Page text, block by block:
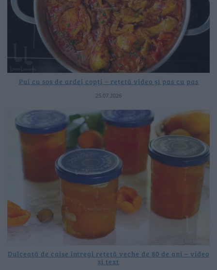
Pui cu sos de ardei copți – rețetă video și pas cu pas
25.07.2026
Dulceață de caise întregi rețetă veche de 80 de ani – video
și text